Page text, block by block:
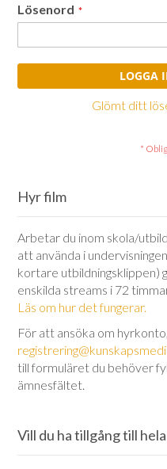
Lösenord
LOGGA
Glömt ditt
Hyr film
Arbetar du inom skola/
att använda i
kortare utbildningsklippen)
enskilda streams i 72
Läs om hur det fungerar.
För att ansöka om
till formuläret du behöver
ämnesfältet.
Vill du ha tillgång till